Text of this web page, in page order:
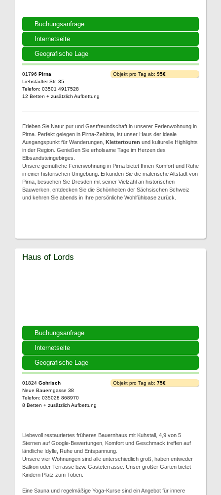
Buchungsanfrage
Internetseite
Geografische Lage
01796 Pirna
Liebstädter Str. 35
Telefon: 03501 4917528
12 Betten + zusätzlich Aufbettung
Objekt pro Tag ab: 95€
Erleben Sie Natur pur und Gastfreundschaft in unserer Ferienwohnung in
Pirna. Perfekt gelegen in Pirna-Zehista, ist unser Haus der ideale
Ausgangspunkt für Wanderungen, Klettertouren und kulturelle Highlights
in der Region. Genießen Sie erholsame Tage im Herzen des
Elbsandsteingebirges.
Unsere gemütliche Ferienwohnung in Pirna bietet Ihnen Komfort und Ruhe
in einer historischen Umgebung. Erkunden Sie die malerische Altstadt von
Pirna, besuchen Sie Dresden mit seiner Vielzahl an historischen
Bauwerken, entdecken Sie die Schönheiten der Sächsischen Schweiz
und kehren Sie abends in Ihre persönliche Wohlfühloase zurück.
Buchungsanfrage
Internetseite
Geografische Lage
Haus of Lords
01824 Gohrisch
Neue Bauerngasse 38
Telefon: 035028 868970
8 Betten + zusätzlich Aufbettung
Objekt pro Tag ab: 75€
Liebevoll restauriertes früheres Bauernhaus mit Kuhstall, 4,9 von 5
Sternen auf Google-Bewertungen, Komfort und Geschmack treffen auf
ländliche Idylle, Ruhe und Entspannung.
Unsere vier Wohnungen sind alle unterschiedlich groß, haben entweder
Balkon oder Terrasse bzw. Gästeterrasse. Unser großer Garten bietet
Kindern Platz zum Toben.
Eine Sauna und regelmäßige Yoga-Kurse sind ein Angebot für innere